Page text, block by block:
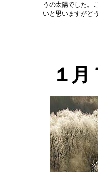
うの太陽でした。
１